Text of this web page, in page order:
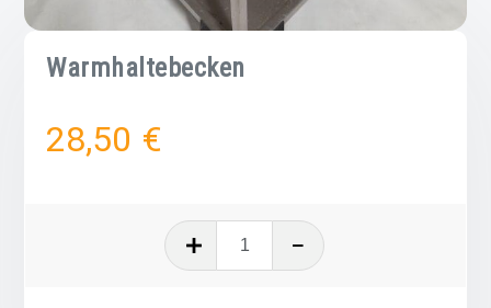
Warmhaltebecken
28,50 €
Warmhaltebecken
quantity